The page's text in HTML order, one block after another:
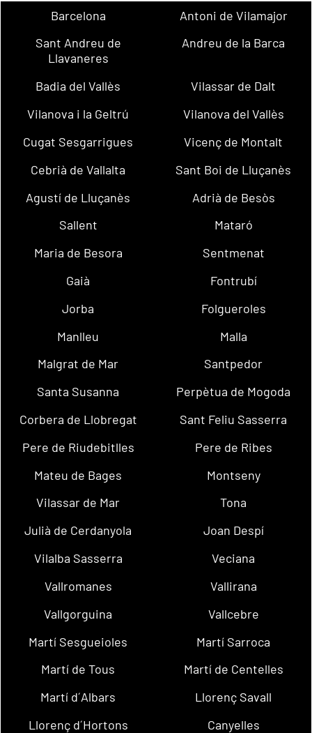
Barcelona
Antoni de Vilamajor
Sant Andreu de
Llavaneres
Andreu de la Barca
Badia del Vallès
Vilassar de Dalt
Vilanova i la Geltrú
Vilanova del Vallès
Cugat Sesgarrigues
Vicenç de Montalt
Cebrià de Vallalta
Sant Boi de Lluçanès
Agustí de Lluçanès
Adrià de Besòs
Sallent
Mataró
Maria de Besora
Sentmenat
Gaià
Fontrubí
Jorba
Folgueroles
Manlleu
Malla
Malgrat de Mar
Santpedor
Santa Susanna
Perpètua de Mogoda
Corbera de Llobregat
Sant Feliu Sasserra
Pere de Riudebitlles
Pere de Ribes
Mateu de Bages
Montseny
Vilassar de Mar
Tona
Julià de Cerdanyola
Joan Despí
Vilalba Sasserra
Veciana
Vallromanes
Vallirana
Vallgorguina
Vallcebre
Martí Sesgueioles
Martí Sarroca
Martí de Tous
Martí de Centelles
Martí d´Albars
Llorenç Savall
Llorenç d´Hortons
Canyelles